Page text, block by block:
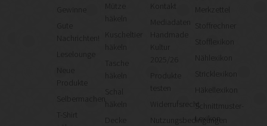
Gute
Nachrichten!
Leselounge
Neue
Produkte
Selbermachen
T-Shirt
Mütze
häkeln
Kuscheltier
häkeln
Tasche
häkeln
Kontakt
Mediadaten
Kultur
2025/26
Produkte
testen
Widerrufsrecht
Nutzungsbedingungen
Merkzettel
Stoffrechner
Stofflexikon
Nählexikon
Stricklexikon
Häkellexikon
Schnittmuster-
Lexikon